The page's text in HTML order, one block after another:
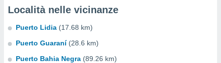
Località nelle vicinanze
Puerto Lidia (17.68 km)
Puerto Guaraní (28.6 km)
Puerto Bahia Negra (89.26 km)